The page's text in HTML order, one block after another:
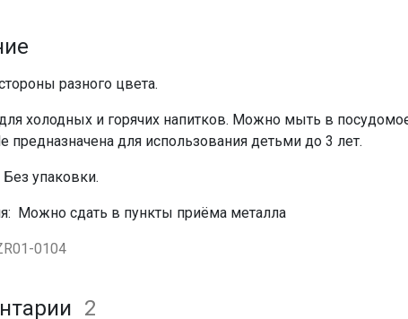
разного цвета.
холодных и горячих напитков. Можно мыть в
предназначена для использования детьми до 3 лет.
упаковки.
Можно сдать в пункты приёма металла
0104
2